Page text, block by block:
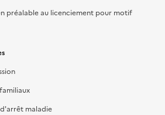
préalable au licenciement pour motif
maladie